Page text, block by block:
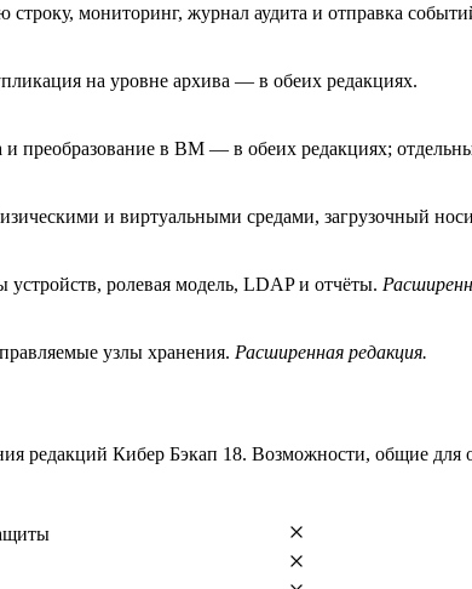
строку, мониторинг, журнал аудита и отправка
на уровне архива — в обеих редакциях.
и преобразование в ВМ — в обеих редакциях;
и виртуальными средами, загрузочный
ролевая модель, LDAP и отчёты.
узлы хранения. Расширенная редакция.
редакций Кибер Бэкап 18. Возможности, общие для